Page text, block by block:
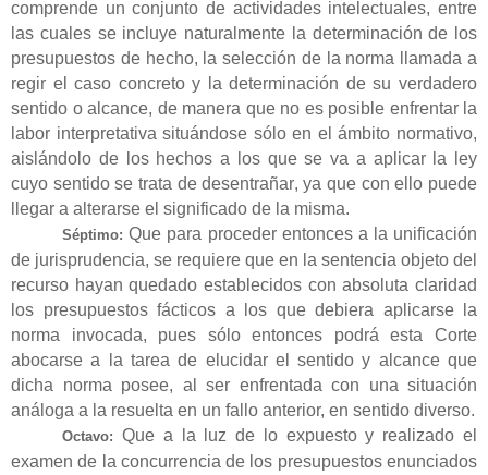
comprende un conjunto de actividades intelectuales, entre
las cuales se incluye naturalmente la determinación de los
presupuestos de hecho, la selección de la norma llamada a
regir el caso concreto y la determinación de su verdadero
sentido o alcance, de manera que no es posible enfrentar la
labor interpretativa situándose sólo en el ámbito normativo,
aislándolo de los hechos a los que se va a aplicar la ley
cuyo sentido se trata de desentrañar, ya que con ello puede
llegar a alterarse el significado de la misma.
Séptimo:Que para proceder entonces a la unificación
de jurisprudencia, se requiere que en la sentencia objeto del
recurso hayan quedado establecidos con absoluta claridad
los presupuestos fácticos a los que debiera aplicarse la
norma invocada, pues sólo entonces podrá esta Corte
abocarse a la tarea de elucidar el sentido y alcance que
dicha norma posee, al ser enfrentada con una situación
análoga a la resuelta en un fallo anterior, en sentido diverso.
Octavo:Que a la luz de lo expuesto y realizado el
examen de la concurrencia de los presupuestos enunciados